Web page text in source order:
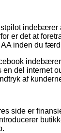
indebærer
er det at
AA inden du
en del internet
af
side er